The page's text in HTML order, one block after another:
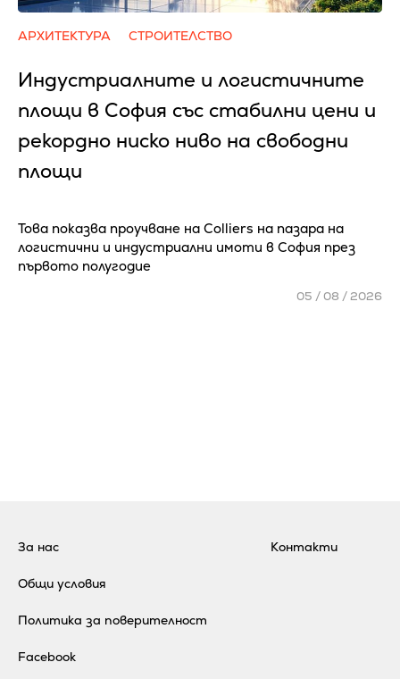
АРХИТЕКТУРА СТРОИТЕЛСТВО
Индустриалните и логистичните
площи в София със стабилни цени и
рекордно ниско ниво на свободни
площи
Това показва проучване на Colliers на пазара на
логистични и индустриални имоти в София през
първото полугодие
05 / 08 / 2026
За нас
Общи условия
Политика за поверителност
Контакти
Facebook